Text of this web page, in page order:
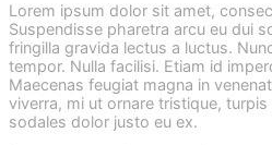
Lorem ipsum dolor sit amet,
Suspendisse pharetra arcu eu dui
fringilla gravida lectus a luctus.
tempor. Nulla facilisi. Etiam id
Maecenas feugiat magna in
viverra, mi ut ornare tristique,
sodales dolor justo eu ex.